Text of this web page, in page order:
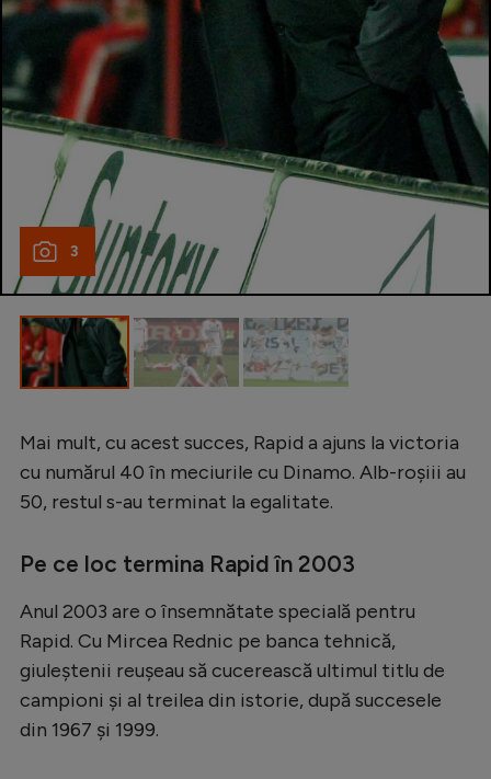
3
Mai mult, cu acest succes, Rapid a ajuns la victoria
cu numărul 40 în meciurile cu Dinamo. Alb-roșiii au
50, restul s-au terminat la egalitate.
Pe ce loc termina Rapid în 2003
Anul 2003 are o însemnătate specială pentru
Rapid. Cu Mircea Rednic pe banca tehnică,
giuleștenii reușeau să cucerească ultimul titlu de
campioni și al treilea din istorie, după succesele
din 1967 și 1999.